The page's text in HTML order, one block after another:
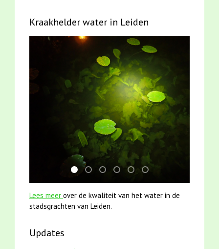
Kraakhelder water in Leiden
jun2021 zaklv 5 snoekje MOOI
smoelenboek fifi en karper nieuwsbrief-
mei2021 watervogelmethode fuut
mei2021 1 snoekje elly
jun2021 28 brasem en
karper met
Lees meer over de kwaliteit van het water in de
stadsgrachten van Leiden.
Updates